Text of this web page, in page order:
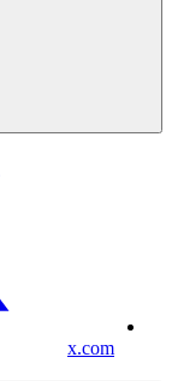
x.com